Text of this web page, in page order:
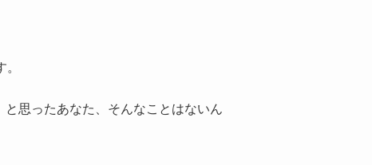
と思ったあなた、そんなことはないん